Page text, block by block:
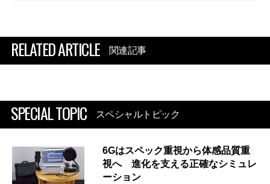
RELATED ARTICLE 関連記事
SPECIAL TOPIC スペシャルトピック
6Gはスペック重視から体感品質重
視へ 進化を支える正確なシミュレ
ーション